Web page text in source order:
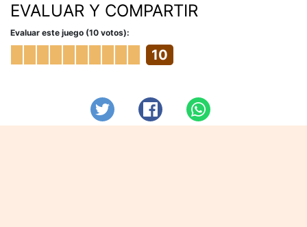
EVALUAR Y COMPARTIR
Evaluar este juego (10 votos):
10